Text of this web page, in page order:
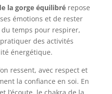
la gorge équilibrérepose
émotions et de rester
temps pour respirer,
des activités
énergétique.
ressent, avec respect et
la confiance en soi. En